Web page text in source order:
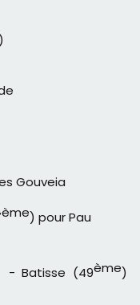
Gouveia
ème) pour Pau
Batisse (49ème)